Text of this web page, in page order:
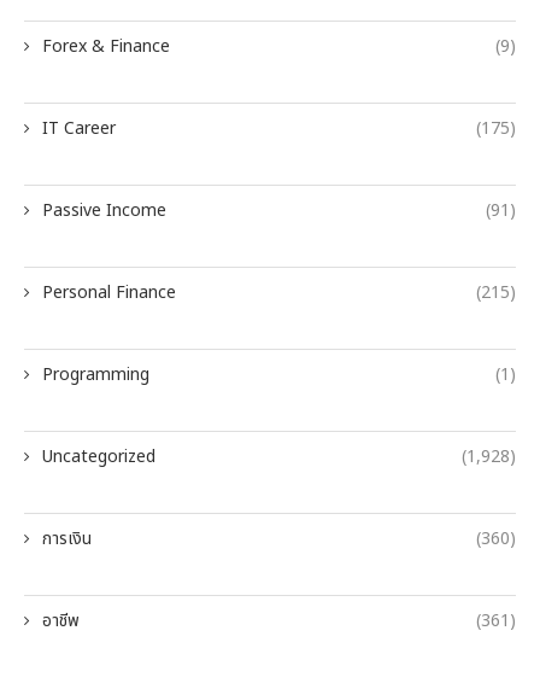
Forex & Finance (9)
IT Career (175)
Passive Income (91)
Personal Finance (215)
Programming (1)
Uncategorized (1,928)
การเงิน (360)
อาชีพ (361)